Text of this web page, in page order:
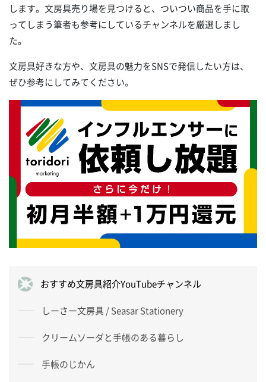
します。文房具売り場を見つけると、ついつい商品を手に取
ってしまう筆者も参考にしているチャンネルを厳選しまし
た。
文房具好きな方や、文房具の魅力をSNSで発信したい方は、
ぜひ参考にしてみてください。
おすすめ文房具紹介YouTubeチャンネル
しーさー文房具 / Seasar Stationery
クリームソーダと手帳のある暮らし
手帳のじかん